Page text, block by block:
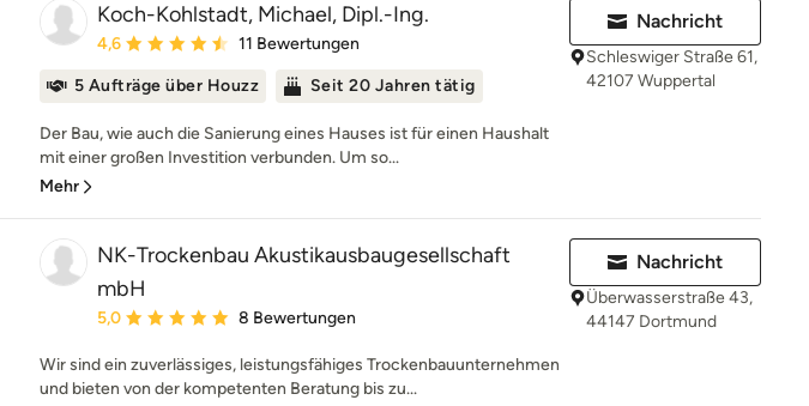
Koch-Kohlstadt, Michael, Dipl.-Ing.
Durchschnittliche Bewertung: 4.6 von 5 Sternen
4,6 11 Bewertungen
5 Aufträge über Houzz Seit 20 Jahren tätig
Der Bau, wie auch die Sanierung eines Hauses ist für einen Haushalt
mit einer großen Investition verbunden. Um so...
Mehr
Nachricht
Schleswiger Straße 61,
42107 Wuppertal
NK-Trockenbau Akustikausbaugesellschaft
mbH
Durchschnittliche Bewertung: 5 von 5 Sternen
5,0 8 Bewertungen
Wir sind ein zuverlässiges, leistungsfähiges Trockenbauunternehmen
und bieten von der kompetenten Beratung bis zu...
Nachricht
Überwasserstraße 43,
44147 Dortmund